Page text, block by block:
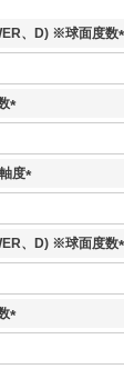
、D) ※球面度数
(
(
須
度
(
須
、D) ※球面度数
(
(